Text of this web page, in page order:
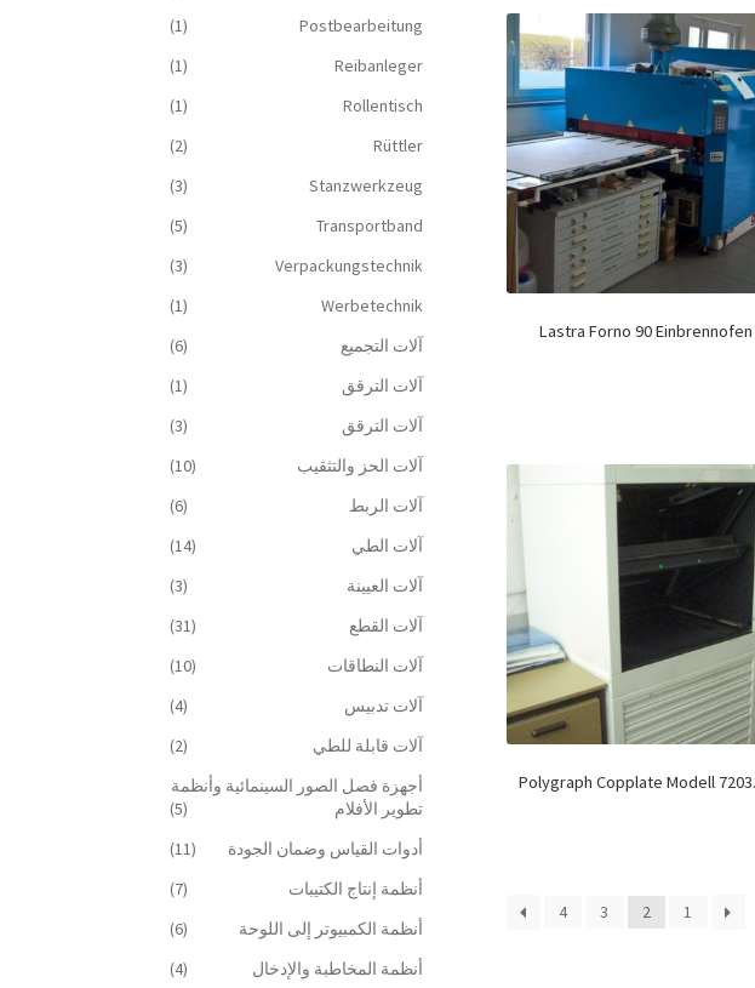
Lastra Forno 90 Einbrennofen
Polygraph Copplate Modell
1
2
3
4
Postbearbeitung
(1)
Reibanleger
(1)
Rollentisch
(1)
Rüttler
(2)
Stanzwerkzeug
(3)
Transportband
(5)
Verpackungstechnik
(3)
Werbetechnik
(1)
آلات التجميع
(6)
آلات الترقق
(1)
آلات الترقق
(3)
آلات الحز والتثقيب
(10)
آلات الربط
(6)
آلات الطي
(14)
آلات العيينة
(3)
آلات القطع
(31)
آلات النطاقات
(10)
آلات تدبيس
(4)
آلات قابلة للطي
(2)
أجهزة فصل الصور السينمائية وأنظمة
تطوير الأفلام
(5)
أدوات القياس وضمان الجودة
(11)
أنظمة إنتاج الكتيبات
(7)
أنظمة الكمبيوتر إلى اللوحة
(6)
أنظمة المخاطبة والإدخال
(4)